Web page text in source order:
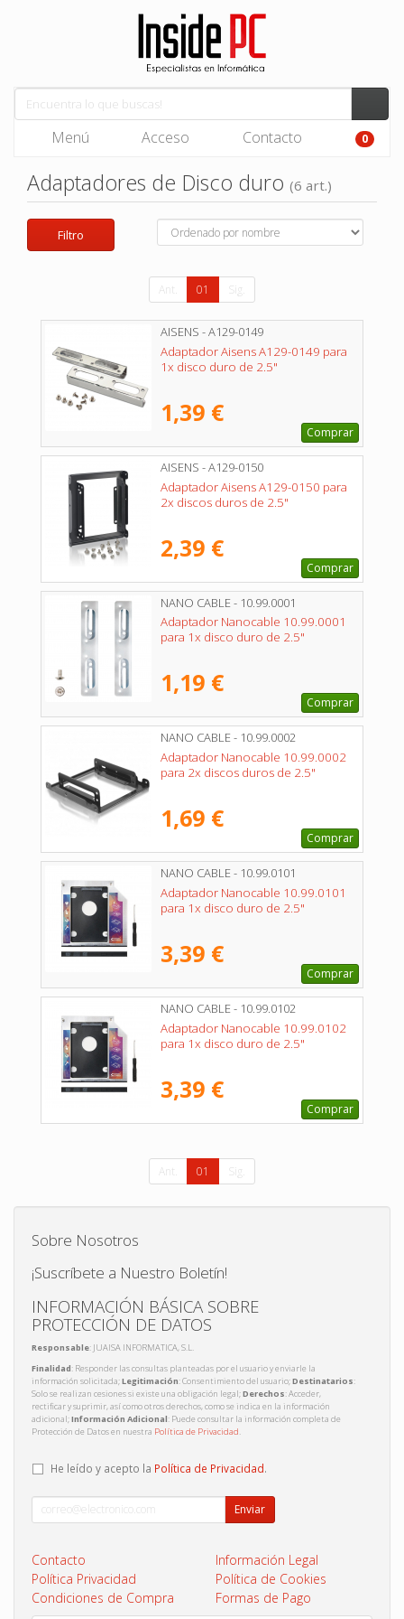
Menú Acceso Contacto 0
Adaptadores de Disco duro (6 art.)
Filtro
Ant. 01 Sig.
AISENS - A129-0149
Adaptador Aisens A129-0149 para
1x disco duro de 2.5"
1,39 €
Comprar
AISENS - A129-0150
Adaptador Aisens A129-0150 para
2x discos duros de 2.5"
2,39 €
Comprar
NANO CABLE - 10.99.0001
Adaptador Nanocable 10.99.0001
para 1x disco duro de 2.5"
1,19 €
Comprar
NANO CABLE - 10.99.0002
Adaptador Nanocable 10.99.0002
para 2x discos duros de 2.5"
1,69 €
Comprar
NANO CABLE - 10.99.0101
Adaptador Nanocable 10.99.0101
para 1x disco duro de 2.5"
3,39 €
Comprar
NANO CABLE - 10.99.0102
Adaptador Nanocable 10.99.0102
para 1x disco duro de 2.5"
3,39 €
Comprar
Ant. 01 Sig.
Sobre Nosotros
¡Suscríbete a Nuestro Boletín!
INFORMACIÓN BÁSICA SOBRE
PROTECCIÓN DE DATOS
Responsable: JUAISA INFORMATICA, S.L.
Finalidad: Responder las consultas planteadas por el usuario y enviarle la
información solicitada;Legitimación: Consentimiento del usuario;Destinatarios:
Solo se realizan cesiones si existe una obligación legal;Derechos: Acceder,
rectificar y suprimir, así como otros derechos, como se indica en la información
adicional;Información Adicional: Puede consultar la información completa de
Protección de Datos en nuestra Política de Privacidad
He leído y acepto la Política de Privacidad.
Enviar
Contacto
Información Legal
Política Privacidad
Política de Cookies
Condiciones de Compra
Formas de Pago